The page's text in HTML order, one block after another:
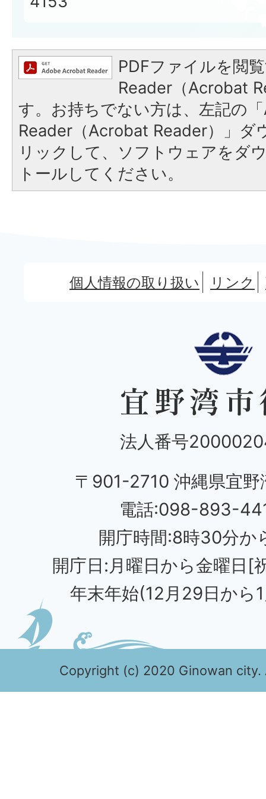
PDFファイルを閲
Reader（Acrobat
す。お持ちでない方は、左記の
Reader（Acrobat Reader）」ダ
リックして、ソフトウェアをダ
トールしてください。
個人情報の取り扱い リンク
法人番号
〒901-2710 沖縄県宜野
電話:098-893-
開庁時間:8時30分か
開庁日:月曜日から金曜日[
年末年始(12月29日から
Copyright (c) 2020 Ginowan city.